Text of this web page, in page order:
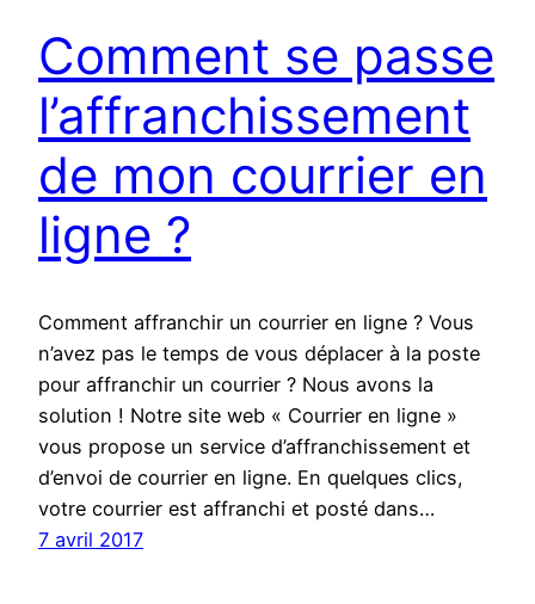
Comment se passe
l’affranchissement
de mon courrier en
ligne ?
Comment affranchir un courrier en ligne ? Vous
n’avez pas le temps de vous déplacer à la poste
pour affranchir un courrier ? Nous avons la
solution ! Notre site web « Courrier en ligne »
vous propose un service d’affranchissement et
d’envoi de courrier en ligne. En quelques clics,
votre courrier est affranchi et posté dans…
7 avril 2017